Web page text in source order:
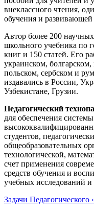
внеклассного чтения,
обучения и развивающей
Автор более 200
школьного учебника по
книг и 150 статей. Его
украинском,
польском, сербском и
издавались в России,
Узбекистане, Грузии.
Педагогический
для обеспечения
студентов,
общеобразовательных
технологической,
счет применения
средств обучения и
учебных исследований и
Задачи Педагогического